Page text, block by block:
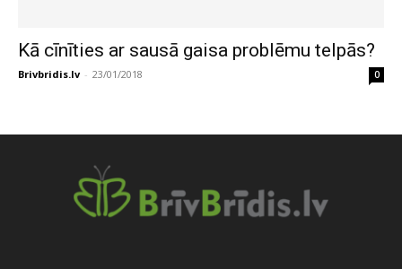
Kā cīnīties ar sausā gaisa problēmu telpās?
Brivbridis.lv - 23/01/2018 0